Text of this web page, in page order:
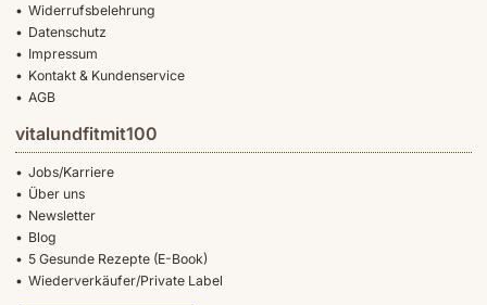
Widerrufsbelehrung
Datenschutz
Impressum
Kontakt & Kundenservice
AGB
vitalundfitmit100
Jobs/Karriere
Über uns
Newsletter
Blog
5 Gesunde Rezepte (E-Book)
Wiederverkäufer/Private Label